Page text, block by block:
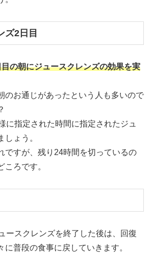
ズ2日目
の朝にジュースクレンズの効果を実
のお通じがあったという人も多いので
に指定された時間に指定されたジュ
しょう。
ですが、残り24時間を切っているの
ころです。
ースクレンズを終了した後は、回復
に普段の食事に戻していきます。